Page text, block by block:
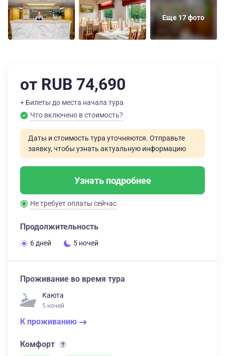
Еще 17 фото
от RUB 74,690
+ Билеты до места начала тура
Что включено в стоимость?
Даты и стоимость тура уточняются. Отправьте
заявку, чтобы узнать актуальную информацию
Узнать подробнее
Не требует оплаты сейчас
Продолжительность
6 дней 5 ночей
Проживание во время тура
Каюта
5 ночей
К проживанию
Комфорт